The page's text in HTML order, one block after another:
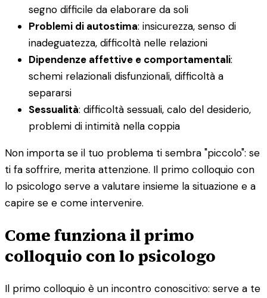
segno difficile da elaborare da soli
Problemi di autostima: insicurezza, senso di
inadeguatezza, difficoltà nelle relazioni
Dipendenze affettive e comportamentali:
schemi relazionali disfunzionali, difficoltà a
separarsi
Sessualità: difficoltà sessuali, calo del desiderio,
problemi di intimità nella coppia
Non importa se il tuo problema ti sembra "piccolo": se
ti fa soffrire, merita attenzione. Il primo colloquio con
lo psicologo serve a valutare insieme la situazione e a
capire se e come intervenire.
Come funziona il primo
colloquio con lo psicologo
Il primo colloquio è un incontro conoscitivo: serve a te